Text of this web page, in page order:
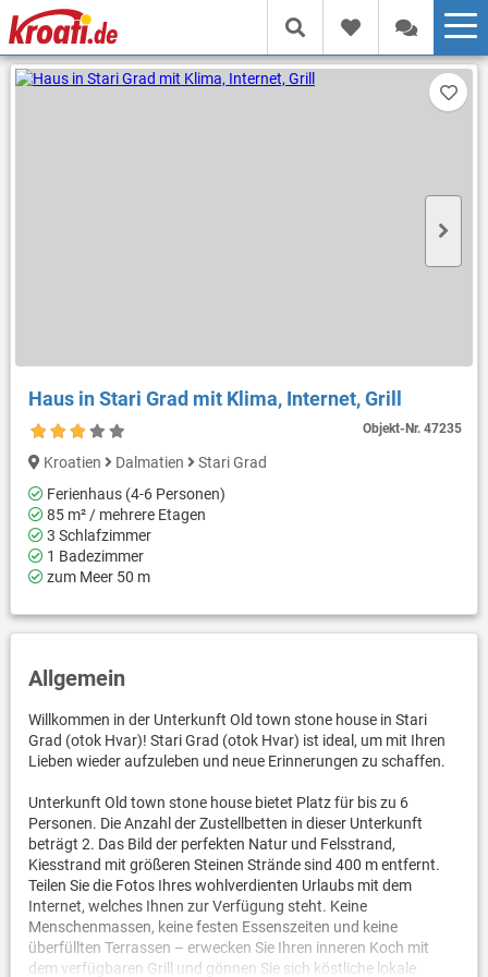
Haus in Stari Grad mit Klima, Internet, Grill
Objekt-Nr.47235
Kroatien Dalmatien
Stari Grad
Ferienhaus (4-6 Personen)
85 m² / mehrere Etagen
3 Schlafzimmer
1 Badezimmer
zum Meer 50 m
Allgemein
Willkommen in der Unterkunft Old town stone house in Stari
Grad (otok Hvar)! Stari Grad (otok Hvar) ist ideal, um mit Ihren
Lieben wieder aufzuleben und neue Erinnerungen zu schaffen.
Unterkunft Old town stone house bietet Platz für bis zu 6
Personen. Die Anzahl der Zustellbetten in dieser Unterkunft
beträgt 2. Das Bild der perfekten Natur und Felsstrand,
Kiesstrand mit größeren Steinen Strände sind 400 m entfernt.
Teilen Sie die Fotos Ihres wohlverdienten Urlaubs mit dem
Internet, welches Ihnen zur Verfügung steht. Keine
Menschenmassen, keine festen Essenszeiten und keine
überfüllten Terrassen – erwecken Sie Ihren inneren Koch mit
dem verfügbaren Grill und gönnen Sie sich köstliche lokale